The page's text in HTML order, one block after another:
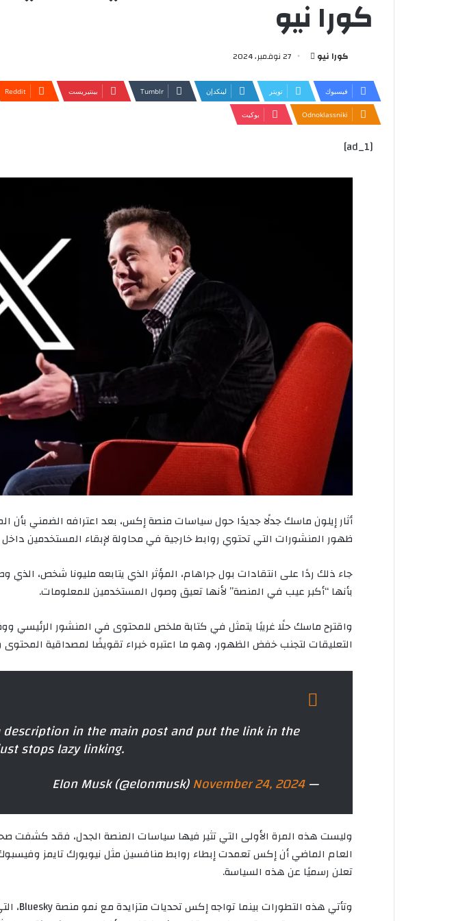
كورا نيو
كورا نيو
أرسل
إلكترونيا
27 نوفمبر، 2024
فيسبوك تويتر لينكدإن بينتيريست
Odnoklassniki بوكيت
[ad_1]
أثار إيلون ماسك جدلًا جديدًا حول سياسات منصة إكس، بعد اعترافه الضمني بأن
ظهور المنشورات التي تحتوي روابط خارجية في محاولة لإبقاء المستخدمين داخل
جاء ذلك ردًا على انتقادات بول جراهام، المؤثر الذي يتابعه مليونا شخص،
بأنها “أكبر عيب في المنصة” لأنها تعيق وصول المستخدمين للمعلومات.
واقترح ماسك حلًا غريبًا يتمثل في كتابة ملخص للمحتوى في المنشور الرئيسي
التعليقات لتجنب خفض الظهور، وهو ما اعتبره خبراء تقويضًا لمصداقية
description in the main post and put the link in the
stops lazy linking.
— Elon Musk (@elonmusk)
November 24, 2024
وليست هذه المرة الأولى التي تثير فيها سياسات المنصة الجدل، فقد
العام الماضي أن إكس تعمدت إبطاء روابط منافسين مثل نيويورك تايمز
تعلن رسميًا عن هذه السياسة.
وتأتي هذه التطورات بينما تواجه إكس تحديات متزايدة معنمو منصة Bluesky
،